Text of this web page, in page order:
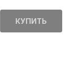
КУПИТЬ